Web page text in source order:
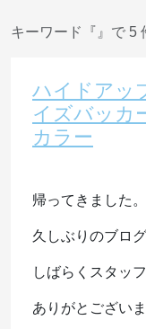
キーワード『 』で 5
ハイドアッ
イズバッ
カラー
帰ってきました。
久しぶりのブロ
しばらくスタッ
ありがとございま